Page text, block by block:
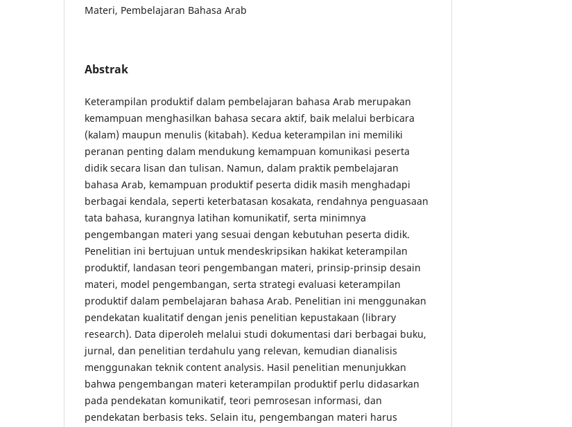
Materi, Pembelajaran Bahasa Arab
Abstrak
Keterampilan produktif dalam pembelajaran bahasa Arab merupakan
kemampuan menghasilkan bahasa secara aktif, baik melalui berbicara
(kalam) maupun menulis (kitabah). Kedua keterampilan ini memiliki
peranan penting dalam mendukung kemampuan komunikasi peserta
didik secara lisan dan tulisan. Namun, dalam praktik pembelajaran
bahasa Arab, kemampuan produktif peserta didik masih menghadapi
berbagai kendala, seperti keterbatasan kosakata, rendahnya penguasaan
tata bahasa, kurangnya latihan komunikatif, serta minimnya
pengembangan materi yang sesuai dengan kebutuhan peserta didik.
Penelitian ini bertujuan untuk mendeskripsikan hakikat keterampilan
produktif, landasan teori pengembangan materi, prinsip-prinsip desain
materi, model pengembangan, serta strategi evaluasi keterampilan
produktif dalam pembelajaran bahasa Arab. Penelitian ini menggunakan
pendekatan kualitatif dengan jenis penelitian kepustakaan (library
research). Data diperoleh melalui studi dokumentasi dari berbagai buku,
jurnal, dan penelitian terdahulu yang relevan, kemudian dianalisis
menggunakan teknik content analysis. Hasil penelitian menunjukkan
bahwa pengembangan materi keterampilan produktif perlu didasarkan
pada pendekatan komunikatif, teori pemrosesan informasi, dan
pendekatan berbasis teks. Selain itu, pengembangan materi harus